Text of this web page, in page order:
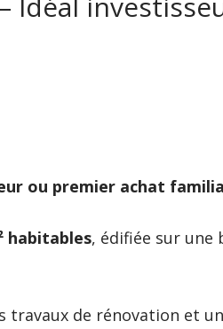
ou premier achat
habitables, édifiée sur une
travaux de rénovation et